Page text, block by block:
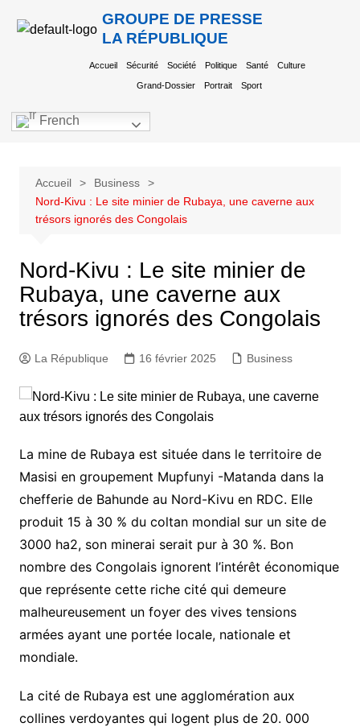
GROUPE DE PRESSE
LA RÉPUBLIQUE
Accueil Sécurité Société Politique Santé Culture
Grand-Dossier Portrait Sport
French
Accueil
Business
Nord-Kivu : Le site minier de Rubaya, une caverne aux
trésors ignorés des Congolais
Nord-Kivu : Le site minier de
Rubaya, une caverne aux
trésors ignorés des Congolais
La République 16 février 2025 Business
La mine de Rubaya est située dans le territoire de
Masisi en groupement Mupfunyi -Matanda dans la
chefferie de Bahunde au Nord-Kivu en RDC. Elle
produit 15 à 30 % du coltan mondial sur un site de
3000 ha2, son minerai serait pur à 30 %. Bon
nombre des Congolais ignorent l’intérêt économique
que représente cette riche cité qui demeure
malheureusement un foyer des vives tensions
armées ayant une portée locale, nationale et
mondiale.
La cité de Rubaya est une agglomération aux
collines verdoyantes qui logent plus de 20. 000